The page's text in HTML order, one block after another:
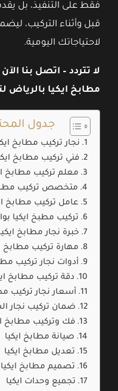
فقط على التنفيذ، بل
قبل وأثناء التركيب،
لاحتياجاتك اليومية.
لا تتردد – اتصل بنا
مطابخ ايكيا
جدول
نجار تركيب مطابخ
فني تركيب مطابخ
معلم تركيب مطابخ
متخصص تركيب
عامل تركيب مطابخ
تركيب مطبخ ايكيا
خبرة نجار مطابخ
مهارة تركيب مطابخ
أدوات نجار تركيب
دقة تركيب مطابخ
أسعار نجار تركيب
ضمان تركيب نجار
فك وتركيب مطابخ
صيانة مطابخ ايكيا
تعديل مطابخ ايكيا
تصميم مطابخ ايكيا
تجميع وحدات ايكيا